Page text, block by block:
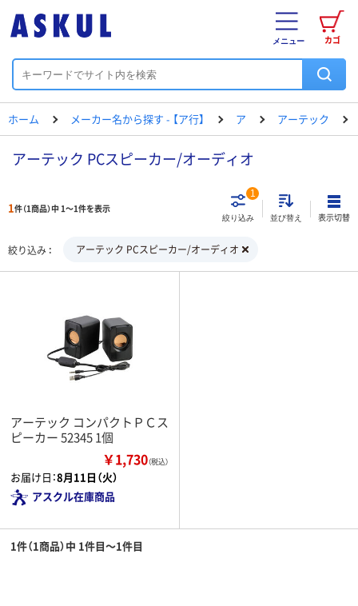
カゴ
メニュー
ホーム メーカー名から探す - 【ア行】 ア アーテック
アーテック PCスピーカー/オーディオ
1件（1商品）中 1～1件を表示
絞り込み
1
並び替え 表示切替
絞り込み アーテック PCスピーカー/オーディオ
アーテック コンパクトＰＣス
ピーカー 52345 1個
￥1,730（税込）
お届け日：8月11日（火）
アスクル在庫商品
1件（1商品）中 1件目～1件目